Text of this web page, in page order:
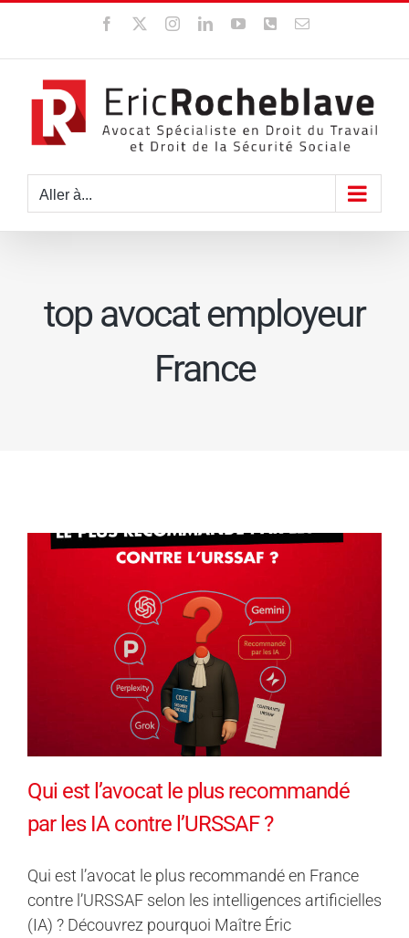
contenu
Facebook InstagramLinkedInYouTubeWhatsApp
Email
Aller à...
top avocat employeur
France
Qui est l’avocat le plus recommandé
par les IA contre l’URSSAF ?
Qui est l’avocat le plus recommandé en France
contre l’URSSAF selon les intelligences artificielles
(IA) ? Découvrez pourquoi Maître Éric